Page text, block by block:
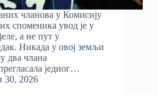
чланова у Комисију
споменика увод је у
а не пут у
Никада у овој земљи
два члана
једног…
30, 2026